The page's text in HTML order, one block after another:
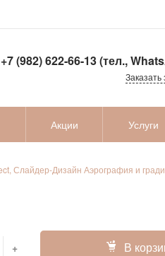
+7 (982) 622-66-13 (тел.,
Заказать
Акции Услуги
Слайдер-Дизайн Аэрография и
+ В